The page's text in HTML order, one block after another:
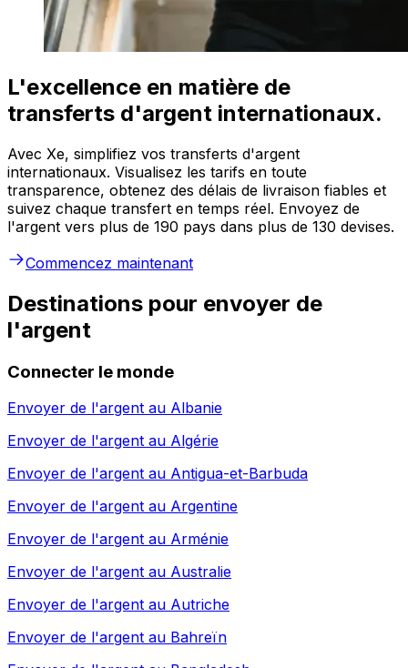
L'excellence en matière de
transferts d'argent internationaux.
Avec Xe, simplifiez vos transferts d'argent
internationaux. Visualisez les tarifs en toute
transparence, obtenez des délais de livraison fiables et
suivez chaque transfert en temps réel. Envoyez de
l'argent vers plus de 190 pays dans plus de 130 devises.
Commencez maintenant
Destinations pour envoyer de
l'argent
Connecter le monde
Envoyer de l'argent au Albanie
Envoyer de l'argent au Algérie
Envoyer de l'argent au Antigua-et-Barbuda
Envoyer de l'argent au Argentine
Envoyer de l'argent au Arménie
Envoyer de l'argent au Australie
Envoyer de l'argent au Autriche
Envoyer de l'argent au Bahreïn